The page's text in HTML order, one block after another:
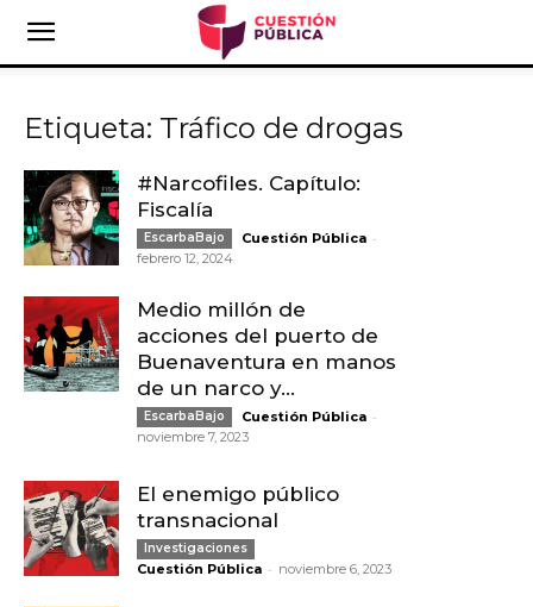
Etiqueta: Tráfico de drogas
#Narcofiles. Capítulo:
Fiscalía
EscarbaBajo Cuestión Pública -
febrero 12, 2024
Medio millón de
acciones del puerto de
Buenaventura en manos
de un narco y...
EscarbaBajo Cuestión Pública -
noviembre 7, 2023
El enemigo público
transnacional
Investigaciones
Cuestión Pública - noviembre 6, 2023